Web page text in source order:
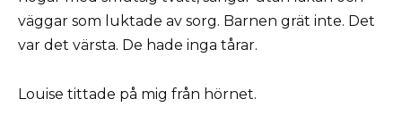
väggar som luktade av sorg. Barnen grät inte. Det
var det värsta. De hade inga tårar.
Louise tittade på mig från hörnet.